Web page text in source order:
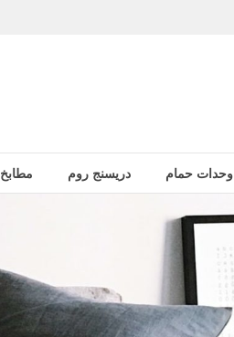
وحدات حمام دريسنج روم مطابخ